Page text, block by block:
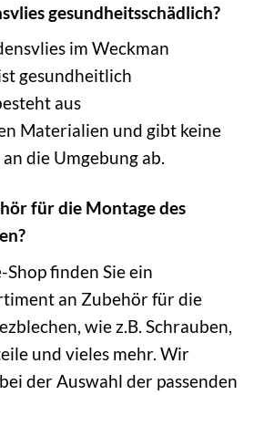
gesundheitsschädlich?
im Weckman
gesundheitlich
aus
Materialien und gibt keine
die Umgebung ab.
für die Montage des
finden Sie ein
an Zubehör für die
wie z.B. Schrauben,
und vieles mehr. Wir
der Auswahl der passenden